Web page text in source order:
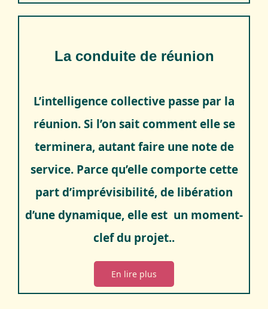
La conduite de réunion
L’intelligence collective passe par la
réunion. Si l’on sait comment elle se
terminera, autant faire une note de
service. Parce qu’elle comporte cette
part d’imprévisibilité, de libération
d’une dynamique, elle est un moment-
clef du projet..
En lire plus